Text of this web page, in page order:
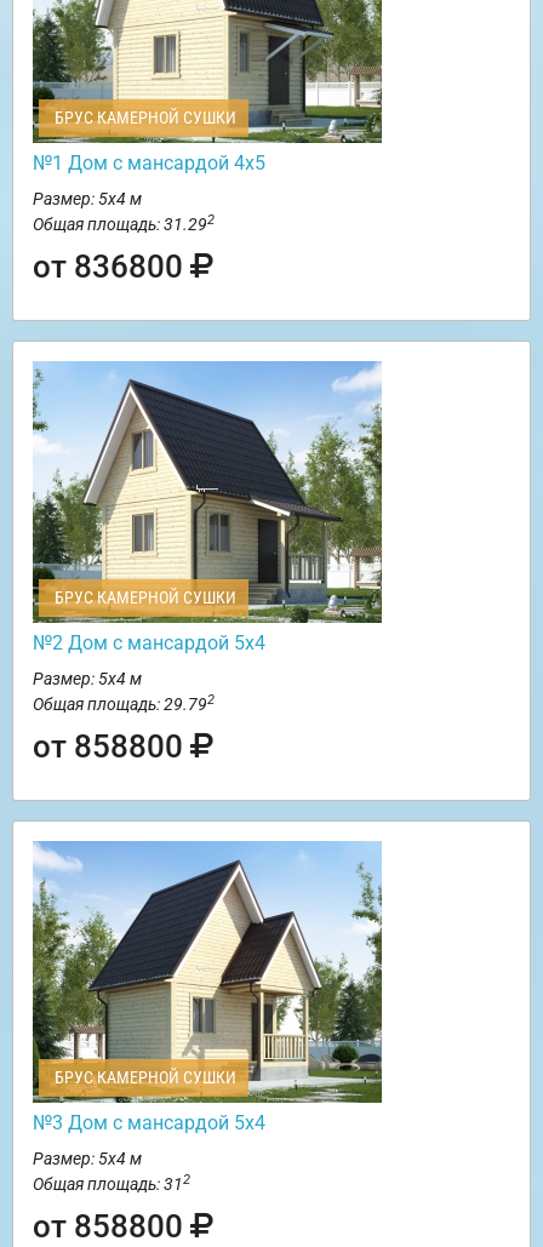
БРУС КАМЕРНОЙ СУШКИ
№1 Дом с мансардой 4х5
Размер: 5х4 м
Общая площадь: 31.292
от 836800
БРУС КАМЕРНОЙ СУШКИ
№2 Дом с мансардой 5х4
Размер: 5х4 м
Общая площадь: 29.792
от 858800
БРУС КАМЕРНОЙ СУШКИ
№3 Дом с мансардой 5х4
Размер: 5х4 м
Общая площадь: 312
от 858800